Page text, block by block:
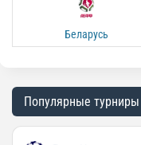
Беларусь
Популярные турниры